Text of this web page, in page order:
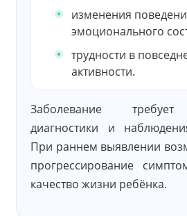
изменения
эмоционального
трудности в
активности.
Заболевание требует
диагностики и
При раннем выявлении
прогрессирование
качество жизни ребёнка.